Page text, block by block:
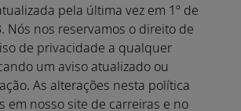
pela última vez em 1º de
Nós nos reservamos o direito de
de privacidade a qualquer
um aviso atualizado ou
As alterações nesta política
em nosso site de carreiras e no